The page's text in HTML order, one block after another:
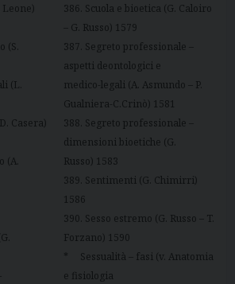
Leone)
(S.
(L.
Casera)
(A.
386. Scuola e bioetica (G. Caloiro
– G. Russo) 1579
387. Segreto professionale –
aspetti deontologici e
medico-legali (A. Asmundo – P.
Gualniera-C.Crinò) 1581
388. Segreto professionale –
dimensioni bioetiche (G.
Russo) 1583
389. Sentimenti (G. Chimirri)
1586
390. Sesso estremo (G. Russo – T.
Forzano) 1590
* Sessualità – fasi (v. Anatomia
e fisiologia